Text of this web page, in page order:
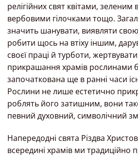
релігійних свят квітами, зеленим
вербовими гілочками тощо.
значить шанувати, виявляти
робити щось на втіху іншим,
своєї праці й турботи,
прикрашання храмів рослинами
започаткована ще в ранні часи
Рослини не лише естетично
роблять його затишним, вони
певний духовний, символічний
Напередодні свята Різдва
всередині храмів ми традиційно